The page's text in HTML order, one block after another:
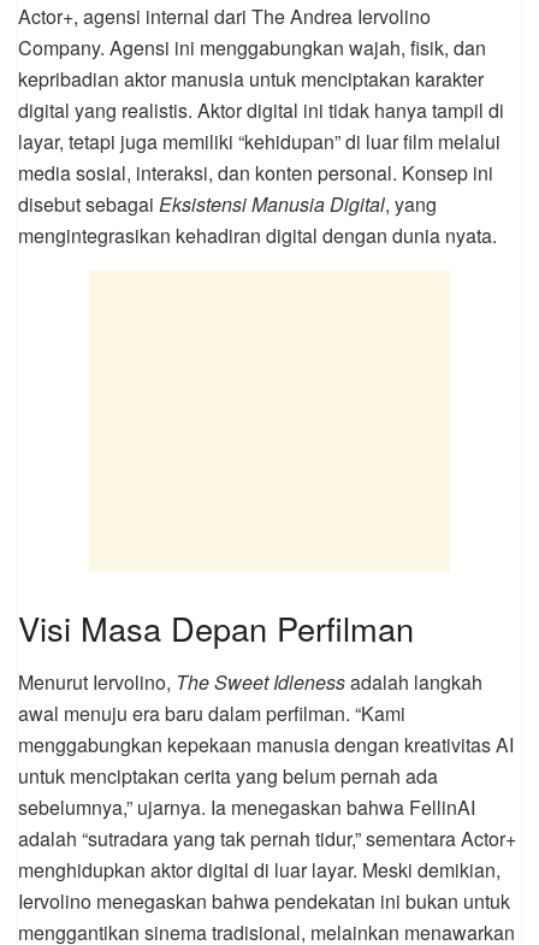
Actor+, agensi internal dari The Andrea Iervolino
Company. Agensi ini menggabungkan wajah, fisik, dan
kepribadian aktor manusia untuk menciptakan karakter
digital yang realistis. Aktor digital ini tidak hanya tampil di
layar, tetapi juga memiliki “kehidupan” di luar film melalui
media sosial, interaksi, dan konten personal. Konsep ini
disebut sebagai Eksistensi Manusia Digital, yang
mengintegrasikan kehadiran digital dengan dunia nyata.
Visi Masa Depan Perfilman
Menurut Iervolino, The Sweet Idlenessadalah langkah
awal menuju era baru dalam perfilman. “Kami
menggabungkan kepekaan manusia dengan kreativitas AI
untuk menciptakan cerita yang belum pernah ada
sebelumnya,” ujarnya. Ia menegaskan bahwa FellinAI
adalah “sutradara yang tak pernah tidur,” sementara Actor+
menghidupkan aktor digital di luar layar. Meski demikian,
Iervolino menegaskan bahwa pendekatan ini bukan untuk
menggantikan sinema tradisional, melainkan menawarkan